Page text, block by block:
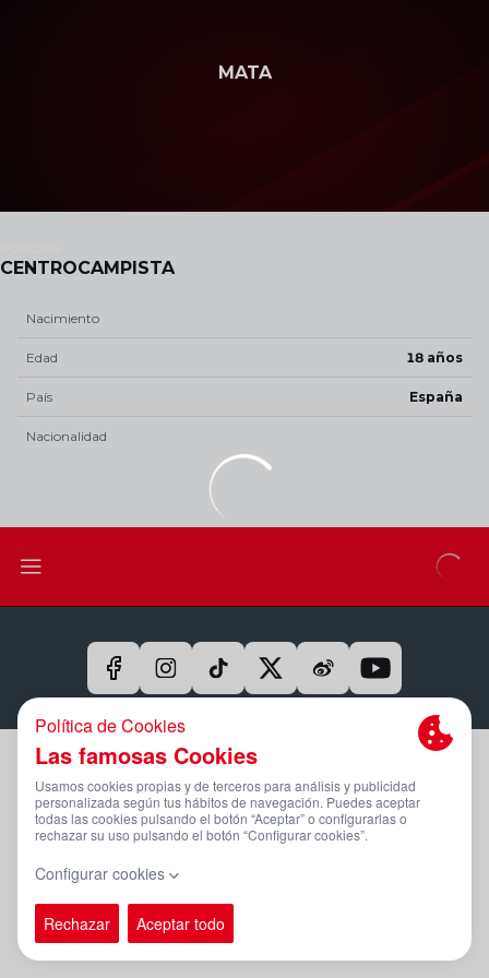
MATA
CENTROCAMPISTA
Nacimiento
Edad 18 años
País España
Nacionalidad
Aviso Legal Y Condiciones De Uso
Política De Privacidad
Compromiso Con La Protección De Datos Personales
Canal Ético
PÁGINA OFICIAL © REAL SPORTING 2025